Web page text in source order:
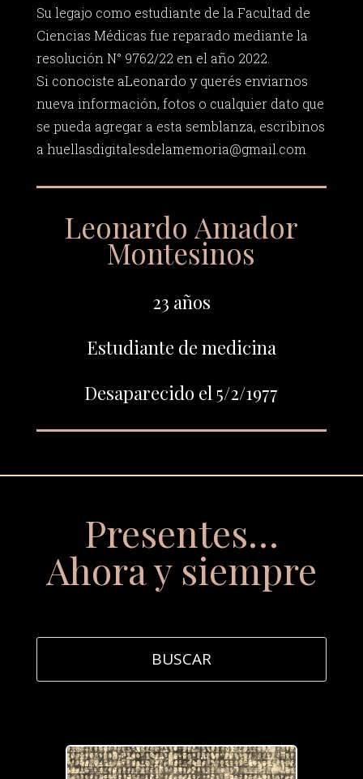
Su legajo como estudiante de la Facultad de
Ciencias Médicas fue reparado mediante la
resolución N° 9762/22 en el año 2022.
Si conociste aLeonardo y querés enviarnos
nueva información, fotos o cualquier dato que
se pueda agregar a esta semblanza, escribinos
a huellasdigitalesdelamemoria@gmail.com
Leonardo Amador
Montesinos
23 años
Estudiante de medicina
Desaparecido el 5/2/1977
Presentes…
Ahora y siempre